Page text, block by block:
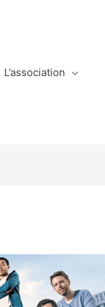
L’association